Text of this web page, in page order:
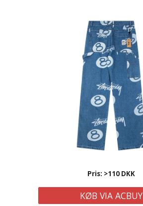
Pris: >110 DKK
KØB VIA ACBUY